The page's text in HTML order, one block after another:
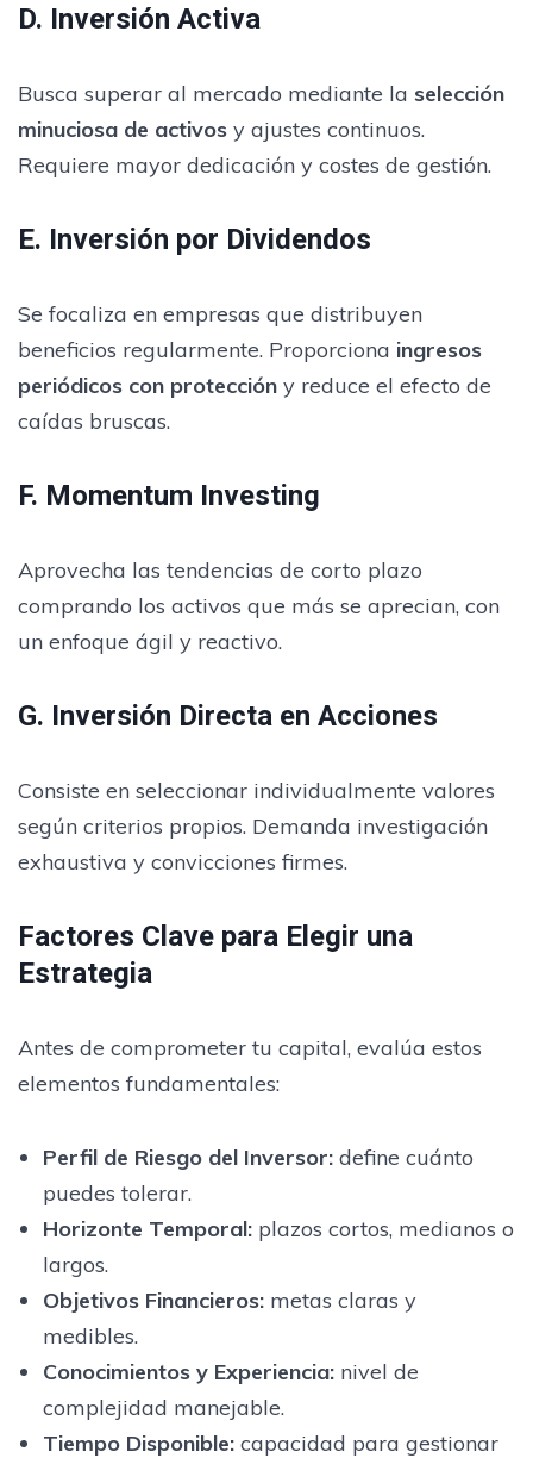
D. Inversión Activa
Busca superar al mercado mediante la selección
minuciosa de activos y ajustes continuos.
Requiere mayor dedicación y costes de gestión.
E. Inversión por Dividendos
Se focaliza en empresas que distribuyen
beneficios regularmente. Proporciona ingresos
periódicos con protección y reduce el efecto de
caídas bruscas.
F. Momentum Investing
Aprovecha las tendencias de corto plazo
comprando los activos que más se aprecian, con
un enfoque ágil y reactivo.
G. Inversión Directa en Acciones
Consiste en seleccionar individualmente valores
según criterios propios. Demanda investigación
exhaustiva y convicciones firmes.
Factores Clave para Elegir una
Estrategia
Antes de comprometer tu capital, evalúa estos
elementos fundamentales:
Perfil de Riesgo del Inversor:define cuánto
puedes tolerar.
Horizonte Temporal:plazos cortos, medianos o
largos.
Objetivos Financieros:metas claras y
medibles.
Conocimientos y Experiencia:nivel de
complejidad manejable.
Tiempo Disponible:capacidad para gestionar